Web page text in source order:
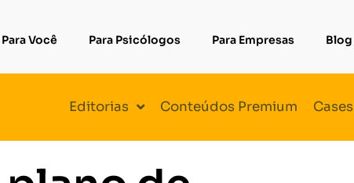
Para Você Para Psicólogos Para Empresas Blog
Editorias Conteúdos Premium Cases